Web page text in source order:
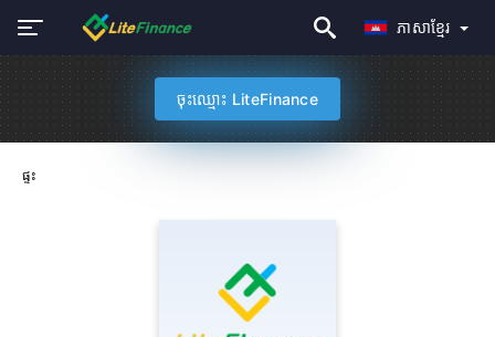
ភាសាខ្មែរ
ចុះឈ្មោះ LiteFinance
ផ្ទះ